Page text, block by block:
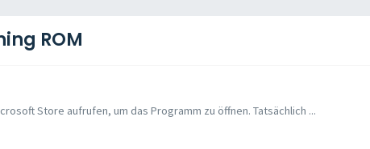
ROM
Store aufrufen, um das Programm zu öffnen. Tatsächlich ...